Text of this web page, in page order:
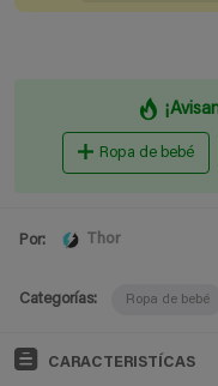
Ropa de bebé
Por: Thor
Categorías: Ropa de bebé
CARACTERISTÍCAS